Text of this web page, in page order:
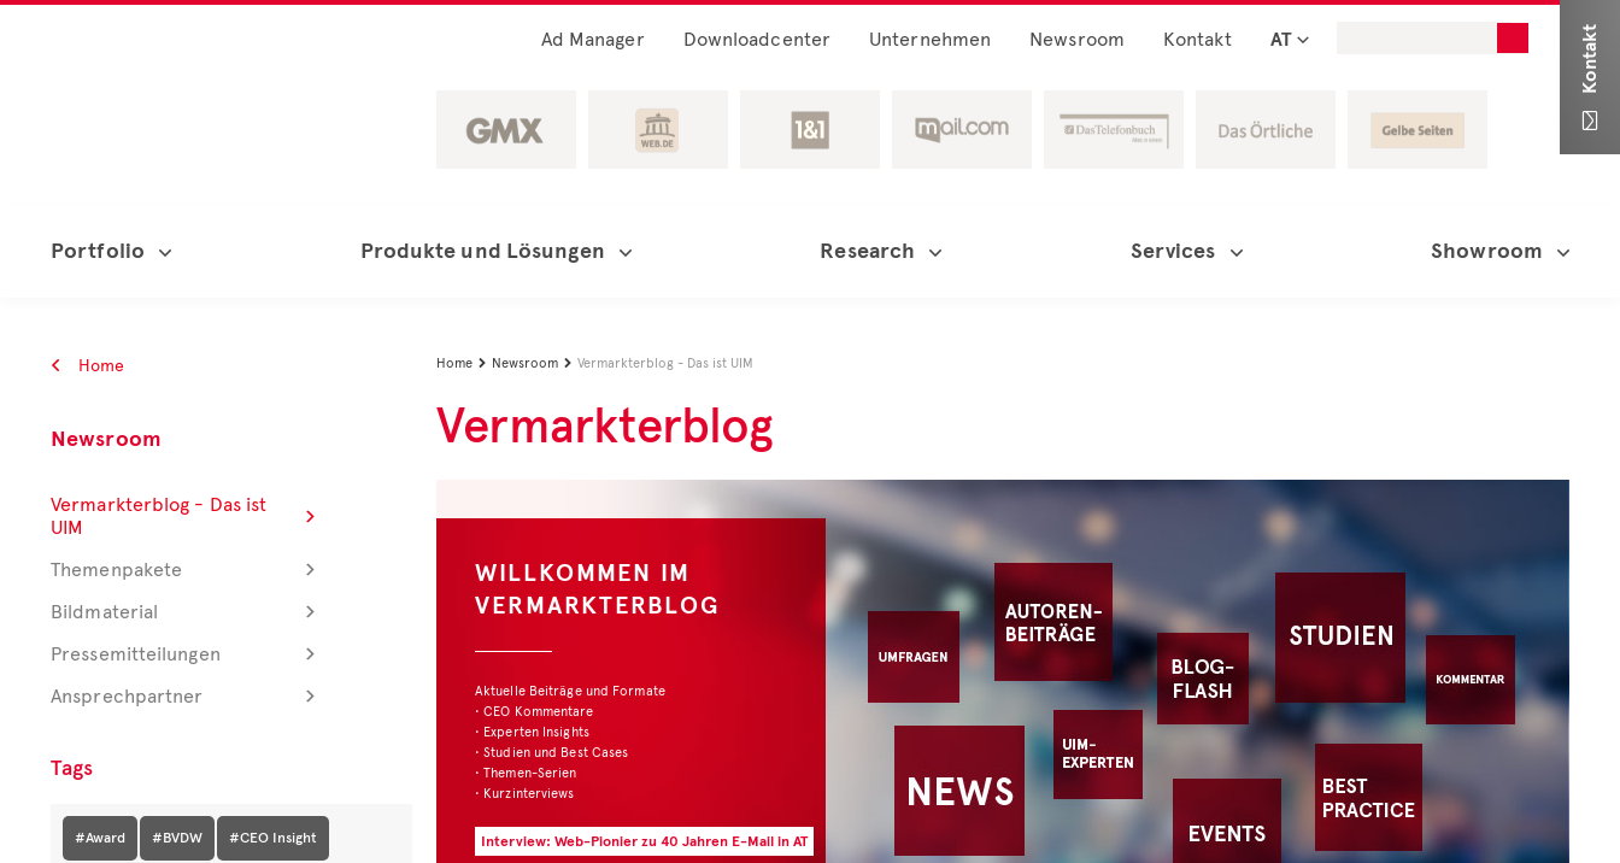
Ad Manager Downloadcenter Unternehmen Newsroom Kontakt AT
Portfolio Produkte und Lösungen Research Services Showroom
Home
Newsroom
Vermarkterblog - Das ist
UIM
Themenpakete
Bildmaterial
Pressemitteilungen
Ansprechpartner
Tags
#Award #BVDW #CEO Insight
Home  Newsroom  Vermarkterblog - Das ist UIM
Vermarkterblog
WILLKOMMEN IM
VERMARKTERBLOG
Aktuelle Beiträge und Formate
• CEO Kommentare
• Experten Insights
• Studien und Best Cases
• Themen-Serien
• Kurzinterviews
Interview: Web-Pionier zu 40 Jahren E-Mail in AT

Kontakt